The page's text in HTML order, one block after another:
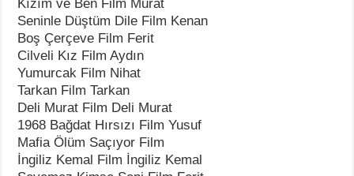
Kızım ve Ben Film Murat
Seninle Düştüm Dile Film Kenan
Boş Çerçeve Film Ferit
Cilveli Kız Film Aydın
Yumurcak Film Nihat
Tarkan Film Tarkan
Deli Murat Film Deli Murat
1968 Bağdat Hırsızı Film Yusuf
Mafia Ölüm Saçıyor Film
İngiliz Kemal Film İngiliz Kemal